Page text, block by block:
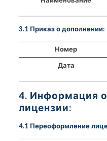
3.1 Приказ о дополнении:
Номер
Дата
4. Информация
лицензии:
4.1 Переоформление